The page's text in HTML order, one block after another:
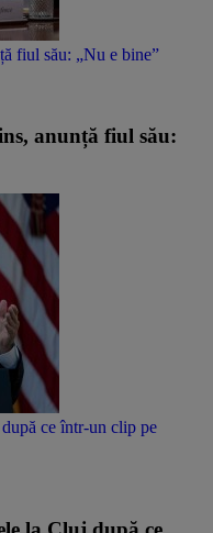
fiul său: „Nu e bine”
anunță fiul său:
ce într-un clip pe